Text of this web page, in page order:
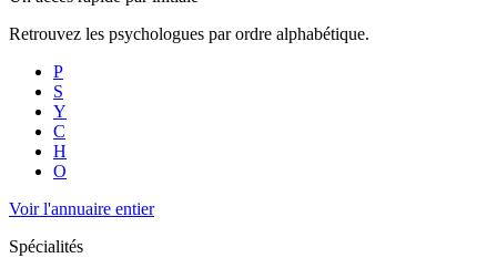
Retrouvez les psychologues par ordre alphabétique.
P
S
Y
C
H
O
Voir l'annuaire entier
Spécialités